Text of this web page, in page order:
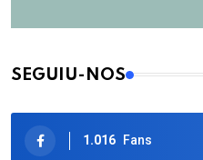
SEGUIU-NOS
1.016 Fans